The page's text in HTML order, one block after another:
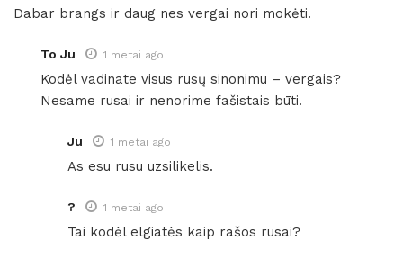
Dabar brangs ir daug nes vergai nori mokėti.
To Ju 1 metai ago
Kodėl vadinate visus rusų sinonimu – vergais?
Nesame rusai ir nenorime fašistais būti.
Ju 1 metai ago
As esu rusu uzsilikelis.
? 1 metai ago
Tai kodėl elgiatės kaip rašos rusai?